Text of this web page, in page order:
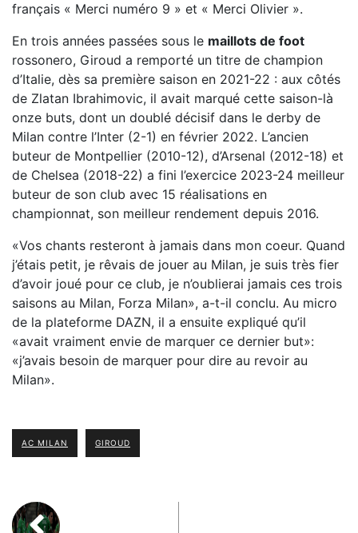
français « Merci numéro 9 » et « Merci Olivier ».
En trois années passées sous le maillots de foot
rossonero, Giroud a remporté un titre de champion
d’Italie, dès sa première saison en 2021-22 : aux côtés
de Zlatan Ibrahimovic, il avait marqué cette saison-là
onze buts, dont un doublé décisif dans le derby de
Milan contre l’Inter (2-1) en février 2022. L’ancien
buteur de Montpellier (2010-12), d’Arsenal (2012-18) et
de Chelsea (2018-22) a fini l’exercice 2023-24 meilleur
buteur de son club avec 15 réalisations en
championnat, son meilleur rendement depuis 2016.
«Vos chants resteront à jamais dans mon coeur. Quand
j’étais petit, je rêvais de jouer au Milan, je suis très fier
d’avoir joué pour ce club, je n’oublierai jamais ces trois
saisons au Milan, Forza Milan», a-t-il conclu. Au micro
de la plateforme DAZN, il a ensuite expliqué qu’il
«avait vraiment envie de marquer ce dernier but»:
«j’avais besoin de marquer pour dire au revoir au
Milan».
AC MILAN GIROUD